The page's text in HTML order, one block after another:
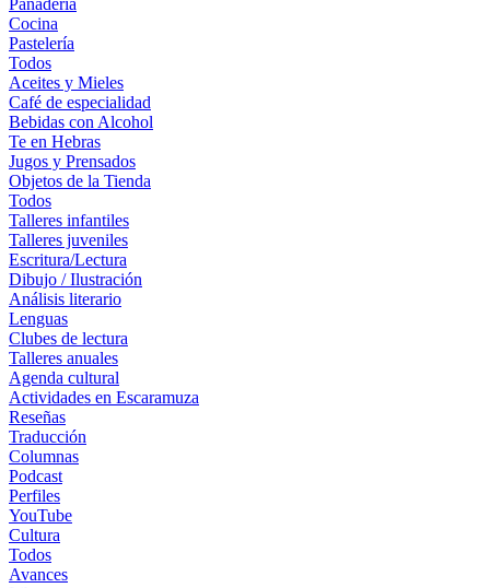
Panadería
Cocina
Pastelería
Todos
Aceites y Mieles
Café de especialidad
Bebidas con Alcohol
Te en Hebras
Jugos y Prensados
Objetos de la Tienda
Todos
Talleres infantiles
Talleres juveniles
Escritura/Lectura
Dibujo / Ilustración
Análisis literario
Lenguas
Clubes de lectura
Talleres anuales
Agenda cultural
Actividades en Escaramuza
Reseñas
Traducción
Columnas
Podcast
Perfiles
YouTube
Cultura
Todos
Avances